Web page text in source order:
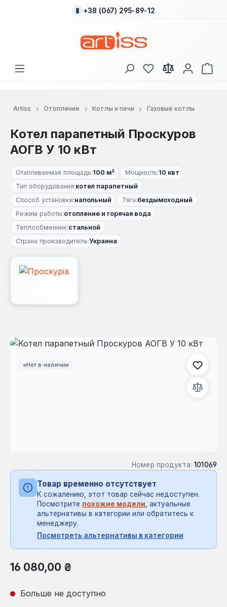
Перейти к основному содержанию
+38 (067) 295-89-12
У вас есть товары
В
Artiss Отопление Котлы и печи Газовые котлы
Котел парапетный Проскуров
АОГВ У 10 кВт
Отапливаемая площадь:100 м² Мощность:10 квт
Тип оборудования:котел парапетный
Способ установки:напольный Тяга:бездымоходный
Режим работы:отопление и горячая вода
Теплообменник:стальной
Страна производитель:Украина
Нет в наличии
Пропустить галерею изображений
Номер продукта: 101069
Товар временно отсутствует
К сожалению, этот товар сейчас недоступен.
Посмотрите похожие модели , актуальные
альтернативы в категории или обратитесь к
менеджеру.
Посмотреть альтернативы в категории
Обычная цена:
16 080,00 ₴
Больше не доступно